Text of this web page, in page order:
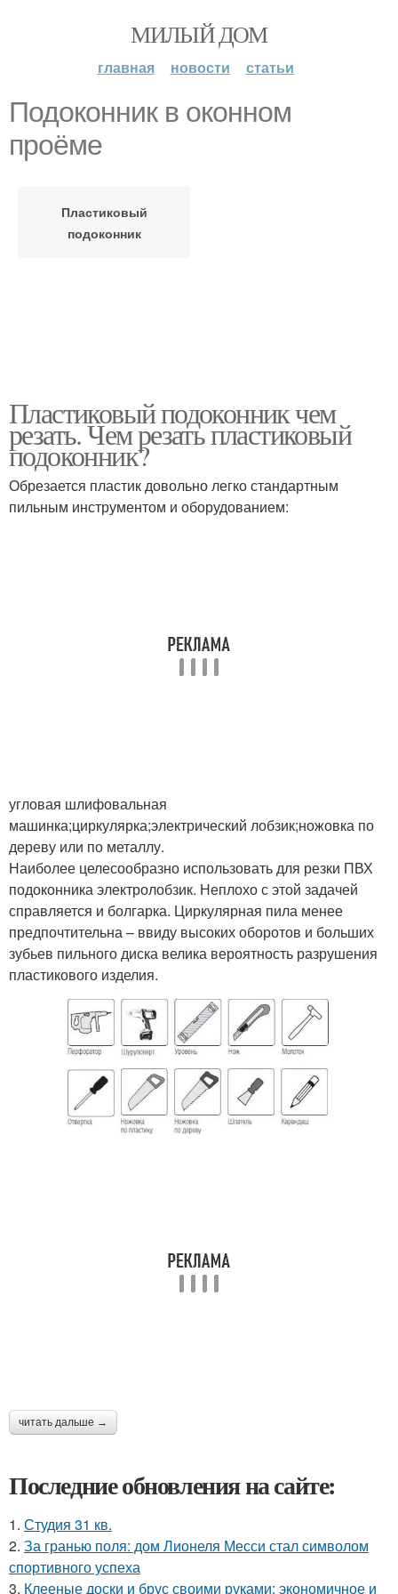
МИЛЫЙ ДОМ
главная новости статьи
Подоконник в оконном
проёме
Пластиковый
подоконник
Пластиковый подоконник чем
резать. Чем резать пластиковый
подоконник?
Обрезается пластик довольно легко стандартным
пильным инструментом и оборудованием:
угловая шлифовальная
машинка;циркулярка;электрический лобзик;ножовка по
дереву или по металлу.
Наиболее целесообразно использовать для резки ПВХ
подоконника электролобзик. Неплохо с этой задачей
справляется и болгарка. Циркулярная пила менее
предпочтительна – ввиду высоких оборотов и больших
зубьев пильного диска велика вероятность разрушения
пластикового изделия.
читать дальше →
Последние обновления на сайте:
1. Студия 31 кв.
2. За гранью поля: дом Лионеля Месси стал символом
спортивного успеха
3. Клееные доски и брус своими руками: экономичное и